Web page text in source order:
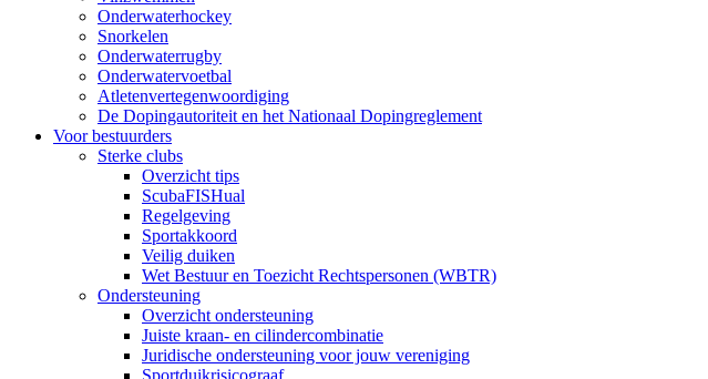
Onderwaterhockey
Snorkelen
Onderwaterrugby
Onderwatervoetbal
Atletenvertegenwoordiging
De Dopingautoriteit en het Nationaal Dopingreglement
Voor bestuurders
Sterke clubs
Overzicht tips
ScubaFISHual
Regelgeving
Sportakkoord
Veilig duiken
Wet Bestuur en Toezicht Rechtspersonen (WBTR)
Ondersteuning
Overzicht ondersteuning
Juiste kraan- en cilindercombinatie
Juridische ondersteuning voor jouw vereniging
Sportduikrisicograaf